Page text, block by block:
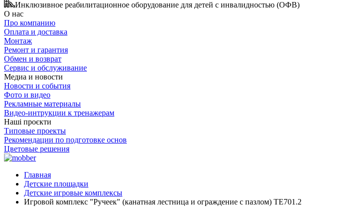
Инклюзивное реабилитационное оборудование для детей с инвалидностью (ОФВ)
О нас
Про компанию
Оплата и доставка
Монтаж
Ремонт и гарантия
Обмен и возврат
Сервис и обслуживание
Медиа и новости
Новости и события
Фото и видео
Рекламные материалы
Видео-интрукции к тренажерам
Наші проєкти
Типовые проекты
Рекомендации по подготовке основ
Цветовые решения
Главная
Детские площадки
Детские игровые комплексы
Игровой комплекс "Ручеек" (канатная лестница и ограждение с пазлом) ТЕ701.2